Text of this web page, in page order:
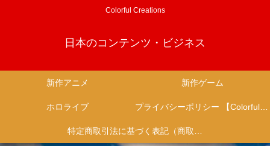
Colorful Creations
日本のコンテンツ・ビジネス
新作アニメ 新作ゲーム
ホロライブ プライバシーポリシー 【Colorful Creation】
特定商取引法に基づく表記（商取引に関する開示）